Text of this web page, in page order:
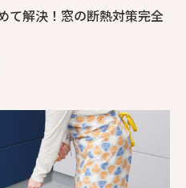
て解決！窓の断熱対策完全